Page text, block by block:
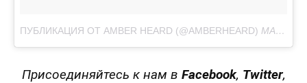
ПУБЛИКАЦИЯ ОТ AMBER HEARD (@AMBERHEARD) МАЙ 30 2017 В 2:00 PDT
Присоединяйтесь к нам в Facebook, Twitter,